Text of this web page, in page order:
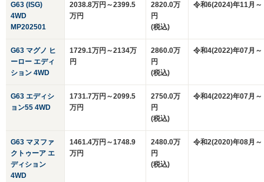
G63 (ISG)
4WD
MP202501
2038.8万円～2399.5
万円
2820.0万
円
(税込)
令和6(2024)年11月～
G63 マグノ ヒ
ーロー エディ
ション 4WD
1729.1万円～2134万
円
2860.0万
円
(税込)
令和4(2022)年07月～
G63 エディシ
ョン55 4WD
1731.7万円～2099.5
万円
2750.0万
円
(税込)
令和4(2022)年07月～
G63 マヌファ
クトゥーア エ
ディション
4WD
1461.4万円～1748.9
万円
2480.0万
円
(税込)
令和2(2020)年08月～